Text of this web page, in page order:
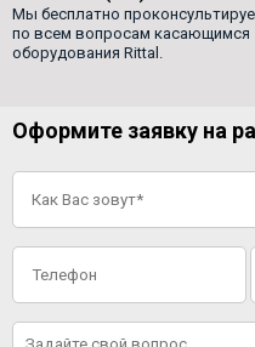
Мы бесплатно
по всем вопросам касающимся
оборудования Rittal.
Оформите заявку на